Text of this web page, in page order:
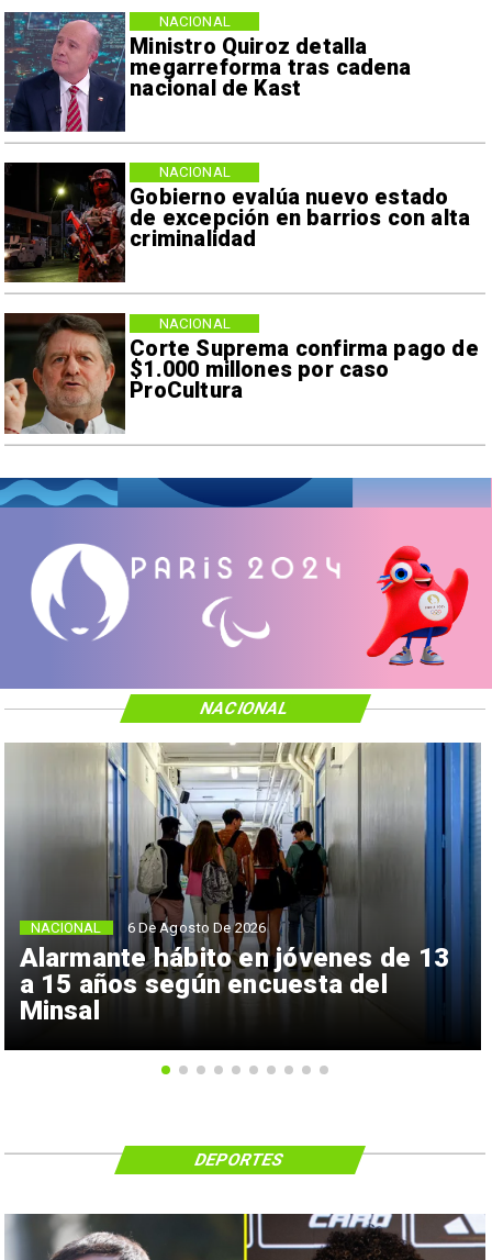
Ministro Quiroz detalla
megarreforma tras cadena
nacional de Kast
NACIONAL
Gobierno evalúa nuevo estado
de excepción en barrios con alta
criminalidad
NACIONAL
Corte Suprema confirma pago de
$1.000 millones por caso
ProCultura
NACIONAL
Alarmante hábito en jóvenes de 13
a 15 años según encuesta del
Minsal
NACIONAL 6 De Agosto De 2026
NACIONAL
DEPORTES